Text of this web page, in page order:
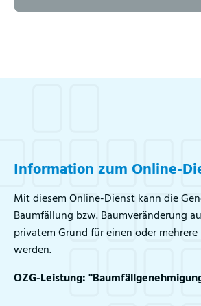
Information zum Online-
Mit diesem Online-Dienst kann die
Baumfällung bzw. Baumveränderung
privatem Grund für einen oder
werden.
OZG-Leistung: